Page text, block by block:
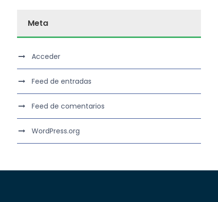
Meta
Acceder
Feed de entradas
Feed de comentarios
WordPress.org